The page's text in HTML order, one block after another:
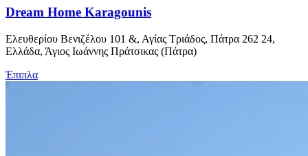
Dream Home Karagounis
Ελευθερίου Βενιζέλου 101 &, Αγίας Τριάδος, Πάτρα 262 24,
Ελλάδα, Άγιος Ιωάννης Πράτσικας (Πάτρα)
Έπιπλα